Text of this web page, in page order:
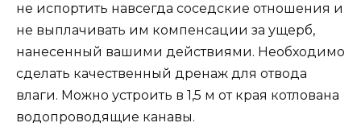
не испортить навсегда соседские отношения и
не выплачивать им компенсации за ущерб,
нанесенный вашими действиями. Необходимо
сделать качественный дренаж для отвода
влаги. Можно устроить в 1,5 м от края котлована
водопроводящие канавы.